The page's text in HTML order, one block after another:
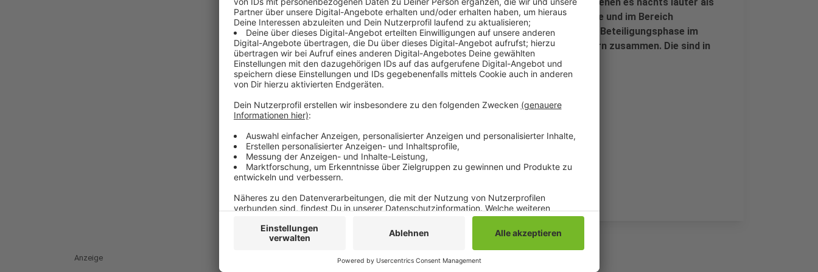
58 Dezibel ist. Das ist zum Beispiel auf der Hohenzollenstraße und im Bereich
Mühlenstraße/Hauptstraße in Rheydt der Fall. In einer ersten Beteiligungsphase im
Frühjahr kamen fast 170 Vorschläge von Mönchengladbachern zusammen. Die sind in
die Entwicklung des neuen Vorentwurfs mit eingeflossen.
Beteiligung für Interessierte unter https://stadt.mg/lapmg
Veröffentlicht:Donnerstag, 23.11.2023 06:20
Anzeige
Anzeige